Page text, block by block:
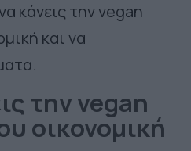
κάνεις την vegan
και να
την vegan
οικονομική